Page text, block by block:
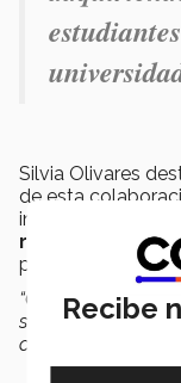
Silvia Olivares
de esta
institución
revalidación
políticas de
“Colaborar con
siempre es
construyen algo
Recibe